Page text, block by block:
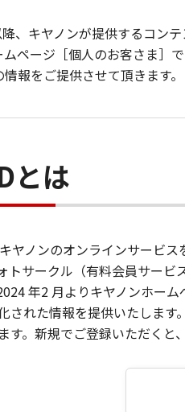
、キヤノンが提供するコン
ムページ［個人のお客さま］
報をご提供させて頂きます。
とは
キヤノンのオンラインサービ
トサークル（有料会員サー
年2 月よりキヤノンホー
された情報を提供いたしま
す。新規でご登録いただくと